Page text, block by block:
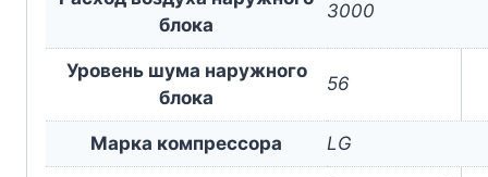
блока
3000
Уровень шума наружного
блока
56
Марка компрессора LG